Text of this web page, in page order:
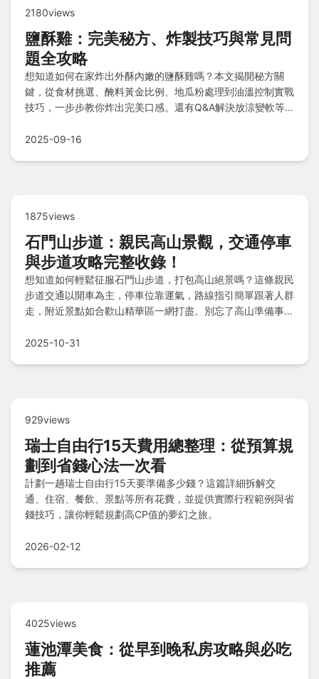
2180views
鹽酥雞：完美秘方、炸製技巧與常見問
題全攻略
想知道如何在家炸出外酥內嫩的鹽酥雞嗎？本文揭開秘方關
鍵，從食材挑選、醃料黃金比例、地瓜粉處理到油溫控制實戰
技巧，一步步教你炸出完美口感。還有Q&A解決放涼變軟等
2025-09-16
1875views
石門山步道：親民高山景觀，交通停車
與步道攻略完整收錄！
想知道如何輕鬆征服石門山步道，打包高山絕景嗎？這條親民
步道交通以開車為主，停車位靠運氣，路線指引簡單跟著人群
走，附近景點如合歡山精華區一網打盡。別忘了高山準備事
2025-10-31
929views
瑞士自由行15天費用總整理：從預算規
劃到省錢心法一次看
計劃一趟瑞士自由行15天要準備多少錢？這篇詳細拆解交
通、住宿、餐飲、景點等所有花費，並提供實際行程範例與省
錢技巧，讓你輕鬆規劃高CP值的夢幻之旅。
2026-02-12
4025views
蓮池潭美食：從早到晚私房攻略與必吃
推薦